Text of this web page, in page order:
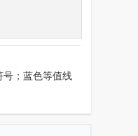
；蓝色等值线